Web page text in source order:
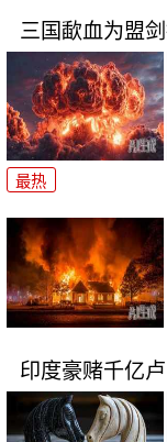
三国歃血为盟
最热
印度豪赌千亿卢